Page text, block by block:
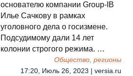
основателю компании Group-IB
Илье Сачкову в рамках
уголовного дела о госизмене.
Подсудимому дали 14 лет
колонии строгого режима. …
Общество, регионы
17:20, Июль 26, 2023 | versia.ru